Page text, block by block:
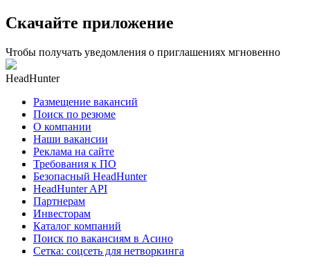
Скачайте приложение
Чтобы получать уведомления о приглашениях мгновенно
HeadHunter
Размещение вакансий
Поиск по резюме
О компании
Наши вакансии
Реклама на сайте
Требования к ПО
Безопасный HeadHunter
HeadHunter API
Партнерам
Инвесторам
Каталог компаний
Поиск по вакансиям в Асино
Сетка: соцсеть для нетворкинга